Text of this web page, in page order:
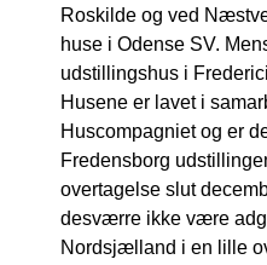
Roskilde og ved
huse i Odense SV.
udstillingshus i
Husene er lavet i
Huscompagniet og er
Fredensborg
overtagelse slut
desværre ikke være
Nordsjælland i en lille